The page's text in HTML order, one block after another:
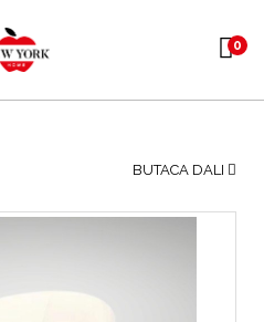
0
BUTACA DALI